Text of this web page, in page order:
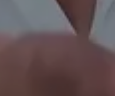
COMPRA!